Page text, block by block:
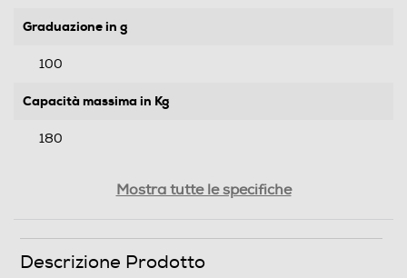
Graduazione in g
100
Capacità massima in Kg
180
Accensione automatica Spegnimento automatico
Mostra tutte le specifiche
Descrizione Prodotto